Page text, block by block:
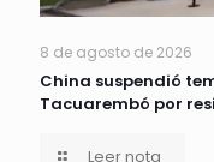
8 de agosto de 2026
China suspendió
Tacuarembó por
Leer nota